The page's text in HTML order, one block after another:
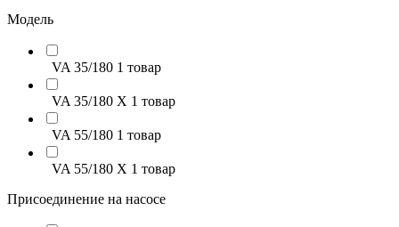
Модель
VA 35/180 1 товар
VA 35/180 X 1 товар
VA 55/180 1 товар
VA 55/180 X 1 товар
Присоединение на насосе